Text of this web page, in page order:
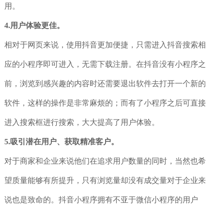
用。
4.用户体验更佳。
相对于网页来说，使用抖音更加便捷，只需进入抖音搜索相
应的小程序即可进入，无需下载注册。在抖音没有小程序之
前，浏览到感兴趣的内容时还需要退出软件去打开一个新的
软件，这样的操作是非常麻烦的；而有了小程序之后可直接
进入搜索框进行搜索，大大提高了用户体验。
5.吸引潜在用户、获取精准客户。
对于商家和企业来说他们在追求用户数量的同时，当然也希
望质量能够有所提升，只有浏览量却没有成交量对于企业来
说也是致命的。抖音小程序拥有不亚于微信小程序的用户